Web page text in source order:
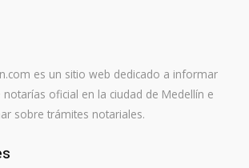
es un sitio web dedicado a informar
oficial en la ciudad de Medellín e
sobre trámites notariales.